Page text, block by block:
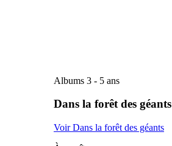
Albums 3 - 5 ans
Dans la forêt des géants
Voir Dans la forêt des géants